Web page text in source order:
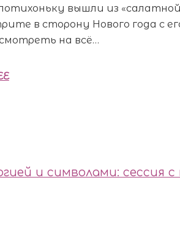
вышли из
в сторону Нового года с
на всё…
и символами: сессия